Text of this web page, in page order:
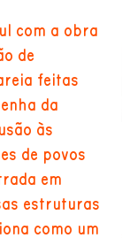
com a obra
de
feitas
da
às
de povos
em
estruturas
como um